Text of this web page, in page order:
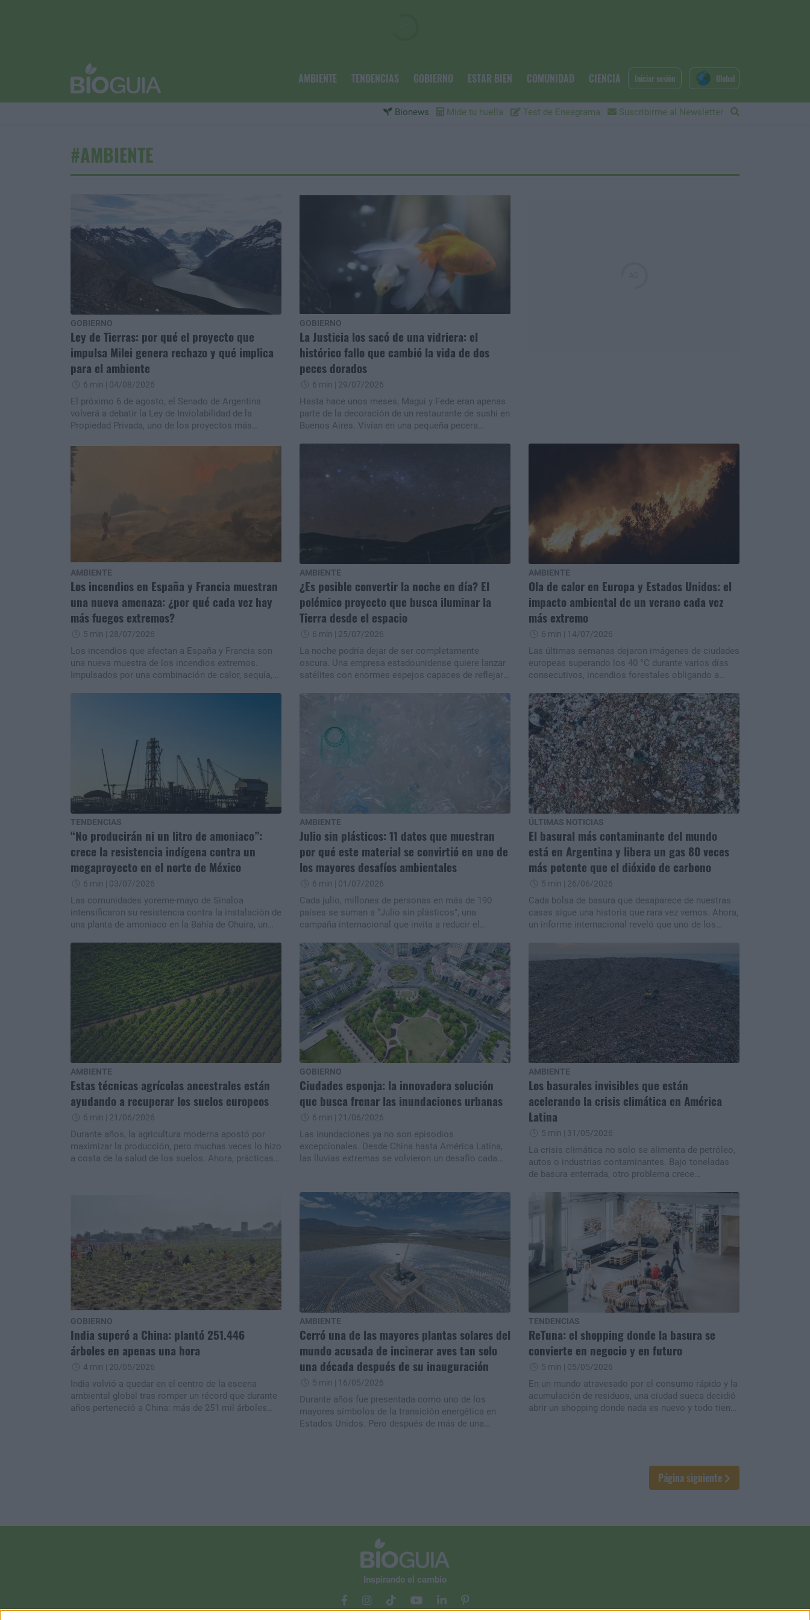
AMBIENTE TENDENCIAS GOBIERNO ESTAR BIEN COMUNIDAD CIENCIA
Bionews Mide tu huella Test de Eneagrama Suscribirme al Newsletter
Iniciar sesión Global
#AMBIENTE
GOBIERNO
Ley de Tierras: por qué el proyecto que
impulsa Milei genera rechazo y qué implica
para el ambiente
6 min | 04/08/2026
El próximo 6 de agosto, el Senado de Argentina
volverá a debatir la Ley de Inviolabilidad de la
Propiedad Privada, uno de los proyectos más
oficialismo sostiene que busca fortalecer la
propiedad, organizaciones ambientales,
campesinas, indígenas y especialistas advierten que
debilitar normas de protección ambiental. ¿Qué
cambia exactamente la iniciativa y por qué despertó
GOBIERNO
La Justicia los sacó de una vidriera: el
histórico fallo que cambió la vida de dos
peces dorados
6 min | 29/07/2026
Hasta hace unos meses, Magui y Fede eran apenas
parte de la decoración de un restaurante de sushi en
Buenos Aires. Vivían en una pequeña pecera
Argentina, reconoció a dos peces como sujetos de
AMBIENTE
Los incendios en España y Francia muestran
una nueva amenaza: ¿por qué cada vez hay
más fuegos extremos?
5 min | 28/07/2026
Los incendios que afectan a España y Francia son
una nueva muestra de los incendios extremos.
Impulsados por una combinación de calor, sequía,
climático está haciendo que sean cada vez más
frecuentes?n
AMBIENTE
¿Es posible convertir la noche en día? El
polémico proyecto que busca iluminar la
Tierra desde el espacio
6 min | 25/07/2026
La noche podría dejar de ser completamente
oscura. Una empresa estadounidense quiere lanzar
satélites con enormes espejos capaces de reflejar
que podría agravar la contaminación lumínica.n
AMBIENTE
Ola de calor en Europa y Estados Unidos: el
impacto ambiental de un verano cada vez
más extremo
6 min | 14/07/2026
Las últimas semanas dejaron imágenes de ciudades
europeas superando los 40 °C durante varios días
consecutivos, incendios forestales obligando a
el fuego, infraestructura afectada por las altas
temperaturas y bomberos combatiendo llamas en
distintos puntos del Mediterráneo y del oeste de
Estados Unidos. Para los científicos, estos
episodios ya no pueden entenderse como
fenómenos aislados. La combinación entre calor
extremo, sequías más prolongadas y vegetación
cada vez más seca está creando las condiciones
ideales para incendios más frecuentes, intensos y
difíciles de controlar. n
TENDENCIAS
“No producirán ni un litro de amoniaco”:
crece la resistencia indígena contra un
megaproyecto en el norte de México
6 min | 03/07/2026
Las comunidades yoreme-mayo de Sinaloa
intensificaron su resistencia contra la instalación de
una planta de amoniaco en la Bahía de Ohuira, un
pesquera. Tras la llegada de enormes estructuras
industriales al puerto de Topolobampo, las
protestas se multiplicaron y derivaron en bloqueos
y movilizaciones masivas. Mientras las empresas y
autoridades defienden la viabilidad del proyecto, los
pobladores sostienen que la planta amenaza su
territorio, sus recursos y su forma de vida, y
advierten que no permitirán su puesta en marcha.n
AMBIENTE
Julio sin plásticos: 11 datos que muestran
por qué este material se convirtió en uno de
los mayores desafíos ambientales
6 min | 01/07/2026
Cada julio, millones de personas en más de 190
países se suman a “Julio sin plásticos", una
campaña internacional que invita a reducir el
es tomar conciencia sobre cuánto dependemos de
este material y cómo pequeñas decisiones pueden
ayudar a disminuir un problema que afecta a
océanos, animales, ecosistemas e incluso a la
salud humana. Estos son algunos de los datos que
ayudan a entender la magnitud del desafío.n
ÚLTIMAS NOTICIAS
El basural más contaminante del mundo
está en Argentina y libera un gas 80 veces
más potente que el dióxido de carbono
5 min | 26/06/2026
Cada bolsa de basura que desaparece de nuestras
casas sigue una historia que rara vez vemos. Ahora,
un informe internacional reveló que uno de los
Norte III de la CEAMSE, en Campo de Mayo, a unos
40 kilómetros de la Ciudad de Buenos Aires, fue
identificado como el relleno sanitario con mayores
emisiones de metano detectadas durante 2025. El
dato vuelve a poner sobre la mesa el enorme
impacto climático de los residuos orgánicos y la
necesidad urgente de repensar qué hacemos con
nuestra basura.n
AMBIENTE
Estas técnicas agrícolas ancestrales están
ayudando a recuperar los suelos europeos
6 min | 21/06/2026
Durante años, la agricultura moderna apostó por
maximizar la producción, pero muchas veces lo hizo
a costa de la salud de los suelos. Ahora, prácticas
alimentos del futuro.
GOBIERNO
Ciudades esponja: la innovadora solución
que busca frenar las inundaciones urbanas
6 min | 21/06/2026
Las inundaciones ya no son episodios
excepcionales. Desde China hasta América Latina,
las lluvias extremas se volvieron un desafío cada
para absorber agua. Frente a este escenario, un
innovador modelo urbano conocido como "ciudad
esponja" propone cambiar las reglas del juego: en
lugar de expulsar rápidamente el agua de lluvia,
busca captarla, almacenarla y reutilizarla. La
estrategia ya muestra resultados en varias ciudades
del mundo y muchos expertos creen que podría
convertirse en una herramienta clave para adaptarse
al cambio climático.n
AMBIENTE
Los basurales invisibles que están
acelerando la crisis climática en América
Latina
5 min | 31/05/2026
La crisis climática no solo se alimenta de petróleo,
autos o industrias contaminantes. Bajo toneladas
de basura enterrada, otro problema crece
internacional ubicó a tres vertederos chilenos entre
los mayores emisores de este potente gas
contaminante a nivel mundial y volvió a poner el
foco sobre los rellenos sanitarios de América
Latina, muchos de ellos convertidos en verdaderas
“bombas climáticas” invisibles.
GOBIERNO
India superó a China: plantó 251.446
árboles en apenas una hora
4 min | 20/05/2026
India volvió a quedar en el centro de la escena
ambiental global tras romper un récord que durante
años perteneció a China: más de 251 mil árboles
AMBIENTE
Cerró una de las mayores plantas solares del
mundo acusada de incinerar aves tan solo
una década después de su inauguración
5 min | 16/05/2026
Durante años fue presentada como uno de los
mayores símbolos de la transición energética en
Estados Unidos. Pero después de más de una
TENDENCIAS
ReTuna: el shopping donde la basura se
convierte en negocio y en futuro
5 min | 05/05/2026
En un mundo atravesado por el consumo rápido y la
acumulación de residuos, una ciudad sueca decidió
abrir un shopping donde nada es nuevo y todo tiene
una curiosidad, el proyecto se convirtió en un caso
testigo de cómo la economía circular puede pasar
del discurso a la práctica cotidiana.
Página siguiente
Inspirando el cambio